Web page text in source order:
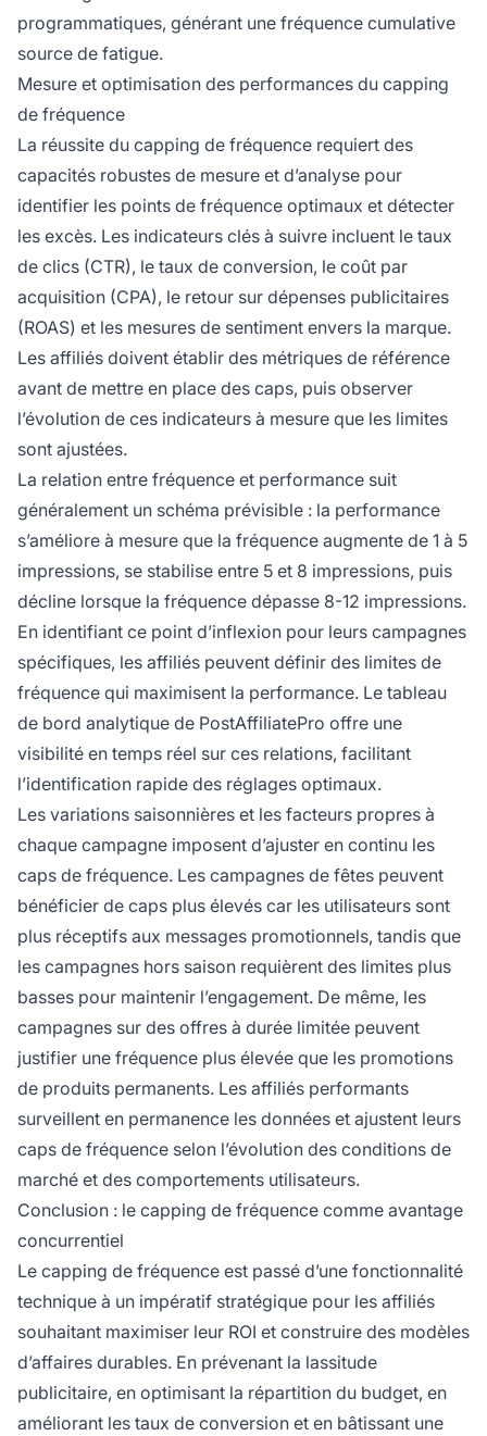
programmatiques, générant une fréquence cumulative
source de fatigue.
Mesure et optimisation des performances du capping
de fréquence
La réussite du capping de fréquence requiert des
capacités robustes de mesure et d’analyse pour
identifier les points de fréquence optimaux et détecter
les excès. Les indicateurs clés à suivre incluent le taux
de clics (CTR), le taux de conversion, le coût par
acquisition (CPA), le retour sur dépenses publicitaires
(ROAS) et les mesures de sentiment envers la marque.
Les affiliés doivent établir des métriques de référence
avant de mettre en place des caps, puis observer
l’évolution de ces indicateurs à mesure que les limites
sont ajustées.
La relation entre fréquence et performance suit
généralement un schéma prévisible : la performance
s’améliore à mesure que la fréquence augmente de 1 à 5
impressions, se stabilise entre 5 et 8 impressions, puis
décline lorsque la fréquence dépasse 8-12 impressions.
En identifiant ce point d’inflexion pour leurs campagnes
spécifiques, les affiliés peuvent définir des limites de
fréquence qui maximisent la performance. Le tableau
de bord analytique de PostAffiliatePro offre une
visibilité en temps réel sur ces relations, facilitant
l’identification rapide des réglages optimaux.
Les variations saisonnières et les facteurs propres à
chaque campagne imposent d’ajuster en continu les
caps de fréquence. Les campagnes de fêtes peuvent
bénéficier de caps plus élevés car les utilisateurs sont
plus réceptifs aux messages promotionnels, tandis que
les campagnes hors saison requièrent des limites plus
basses pour maintenir l’engagement. De même, les
campagnes sur des offres à durée limitée peuvent
justifier une fréquence plus élevée que les promotions
de produits permanents. Les affiliés performants
surveillent en permanence les données et ajustent leurs
caps de fréquence selon l’évolution des conditions de
marché et des comportements utilisateurs.
Conclusion : le capping de fréquence comme avantage
concurrentiel
Le capping de fréquence est passé d’une fonctionnalité
technique à un impératif stratégique pour les affiliés
souhaitant maximiser leur ROI et construire des modèles
d’affaires durables. En prévenant la lassitude
publicitaire, en optimisant la répartition du budget, en
améliorant les taux de conversion et en bâtissant une